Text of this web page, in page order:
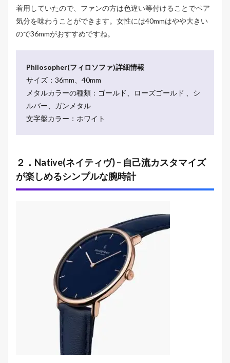
着用していたので、ファンの方は色違い等付けることでペア
気分を味わうことができます。女性には40mmはやや大きい
ので36mmがおすすめですね。
Philosopher(フィロソファ)詳細情報
サイズ：36mm、40mm
メタルカラーの種類：ゴールド、ローズゴールド 、シ
ルバー、ガンメタル
文字盤カラー：ホワイト
２．Native(ネイティヴ) – 自己流カスタマイズ
が楽しめるシンプルな腕時計